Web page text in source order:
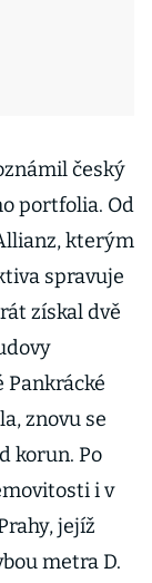
český
portfolia. Od
kterým
spravuje
získal dvě
Pankrácké
znovu se
korun. Po
i v
jejíž
metra D.